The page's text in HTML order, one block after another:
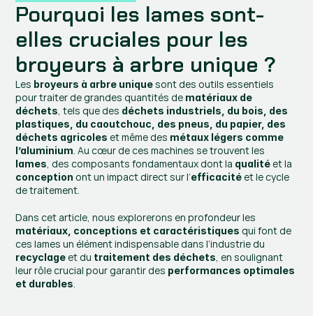
Pourquoi les lames sont-
elles cruciales pour les
broyeurs à arbre unique ?
Les broyeurs à arbre unique sont des outils essentiels
pour traiter de grandes quantités de matériaux de
déchets, tels que des déchets industriels, du bois, des
plastiques, du caoutchouc, des pneus, du papier, des
déchets agricoles et même des métaux légers comme
l’aluminium
lames, des composants fondamentaux dont la qualité
conception ont un impact direct sur l’efficacité et le cycle
de traitement.
matériaux, conceptions et caractéristiques qui font de
recyclage et du traitement des déchets, en soulignant
leur rôle crucial pour garantir des performances optimales
et durables.